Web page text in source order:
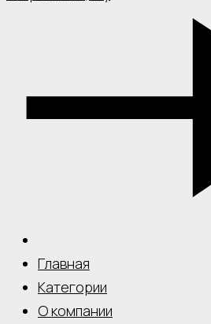
Главная
Категории
О компании